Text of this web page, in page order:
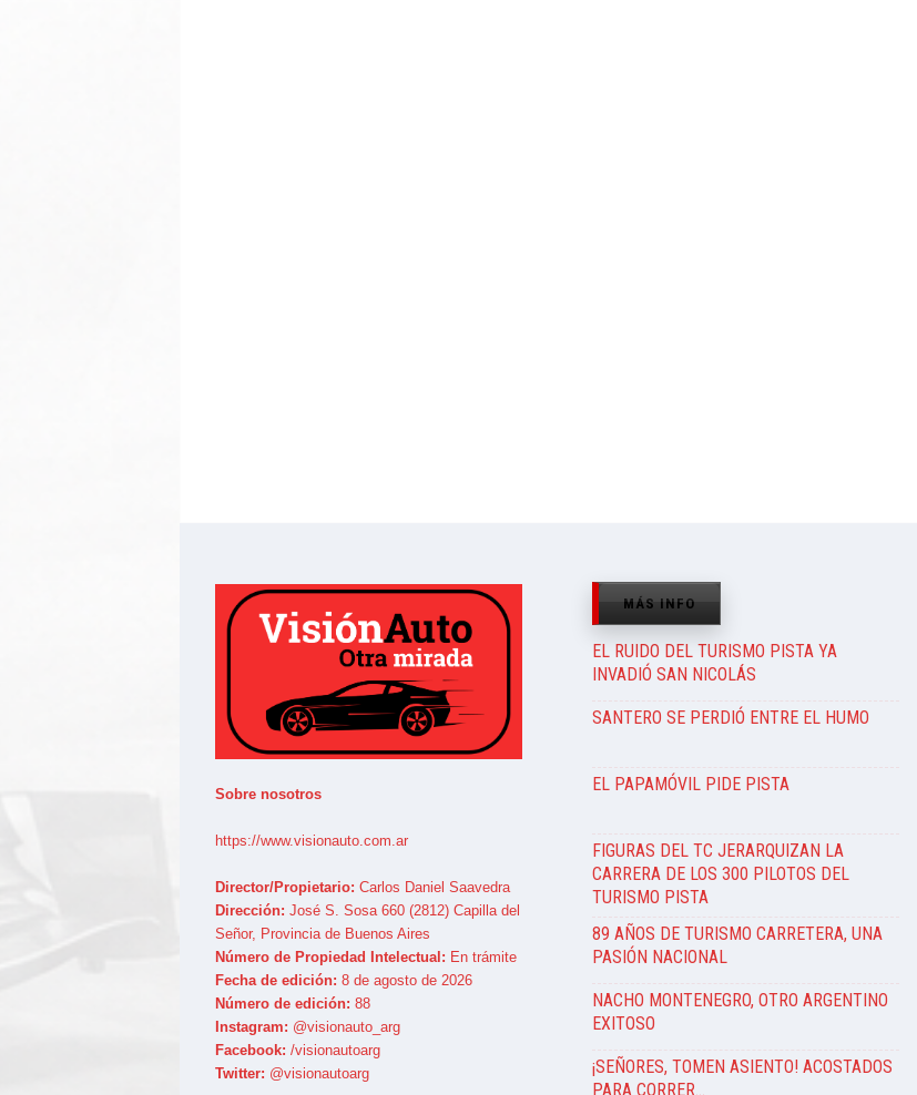
Sobre nosotros
https://www.visionauto.com.ar
Director/Propietario: Carlos Daniel Saavedra
Dirección: José S. Sosa 660 (2812) Capilla del
Señor, Provincia de Buenos Aires
Número de Propiedad Intelectual: En trámite
Fecha de edición: 8 de agosto de 2026
Número de edición: 88
Instagram: @visionauto_arg
Facebook: /visionautoarg
Twitter: @visionautoarg
MÁS INFO
EL RUIDO DEL TURISMO PISTA YA
INVADIÓ SAN NICOLÁS
SANTERO SE PERDIÓ ENTRE EL HUMO
EL PAPAMÓVIL PIDE PISTA
FIGURAS DEL TC JERARQUIZAN LA
CARRERA DE LOS 300 PILOTOS DEL
TURISMO PISTA
89 AÑOS DE TURISMO CARRETERA, UNA
PASIÓN NACIONAL
NACHO MONTENEGRO, OTRO ARGENTINO
EXITOSO
¡SEÑORES, TOMEN ASIENTO! ACOSTADOS
PARA CORRER…